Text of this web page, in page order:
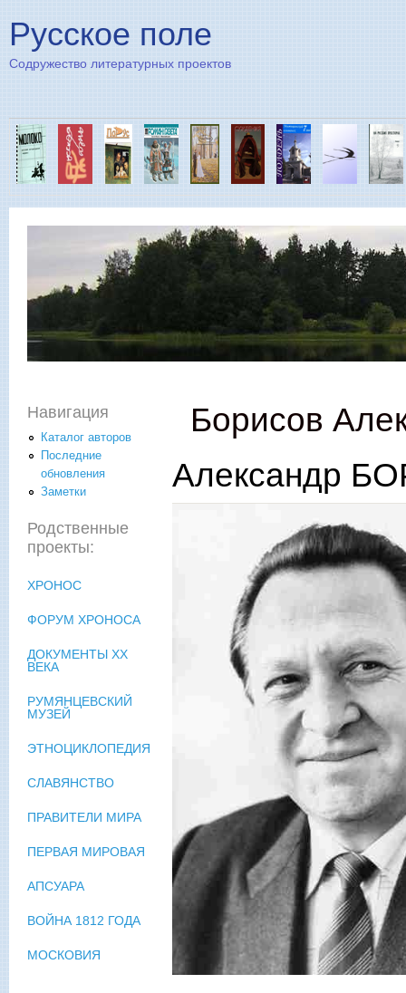
Русское поле
Содружество литературных проектов
Борисов
Александр
Навигация
Каталог авторов
Последние
обновления
Заметки
Родственные
проекты:
ХРОНОС
ФОРУМ ХРОНОСА
ДОКУМЕНТЫ XX
ВЕКА
РУМЯНЦЕВСКИЙ
МУЗЕЙ
ЭТНОЦИКЛОПЕДИЯ
СЛАВЯНСТВО
ПРАВИТЕЛИ МИРА
ПЕРВАЯ МИРОВАЯ
АПСУАРА
ВОЙНА 1812 ГОДА
МОСКОВИЯ